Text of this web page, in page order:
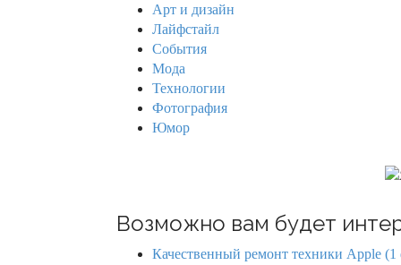
o
Арт и дизайн
Лайфстайл
События
Мода
Технологии
Фотография
Юмор
Возможно вам будет
Качественный ремонт техники Apple (1